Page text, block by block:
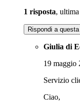
1 risposta,
Rispondi a
Giulia di
19 maggio
Servizio
Ciao,